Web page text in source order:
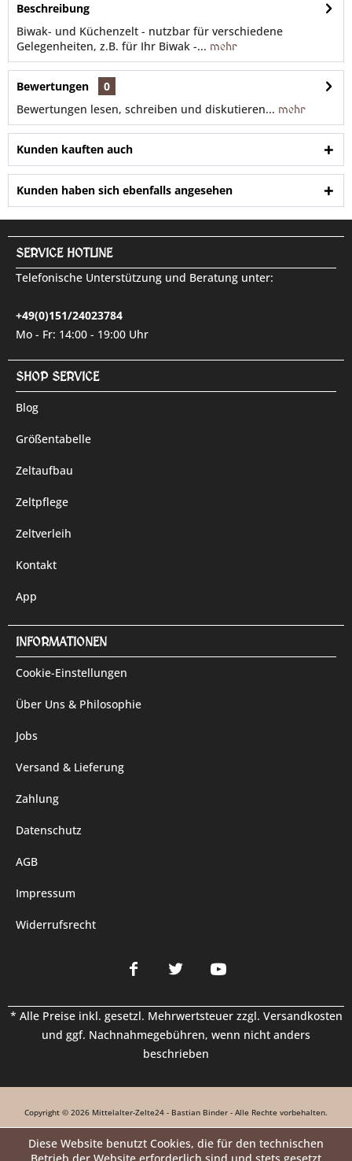
Beschreibung
Biwak- und Küchenzelt - nutzbar für verschiedene
Gelegenheiten, z.B. für Ihr Biwak -... mehr
Bewertungen
0
Bewertungen lesen, schreiben und diskutieren... mehr
Kunden kauften auch
Kunden haben sich ebenfalls angesehen
SERVICE HOTLINE
Telefonische Unterstützung und Beratung unter:
+49(0)151/24023784
Mo - Fr: 14:00 - 19:00 Uhr
SHOP SERVICE
Blog
Größentabelle
Zeltaufbau
Zeltpflege
Zeltverleih
Kontakt
App
INFORMATIONEN
Cookie-Einstellungen
Über Uns & Philosophie
Jobs
Versand & Lieferung
Zahlung
Datenschutz
AGB
Impressum
Widerrufsrecht
* Alle Preise inkl. gesetzl. Mehrwertsteuer zzgl. Versandkosten
und ggf. Nachnahmegebühren, wenn nicht anders
beschrieben
Copyright © 2026 Mittelalter-Zelte24 - Bastian Binder - Alle Rechte vorbehalten.
Diese Website benutzt Cookies, die für den technischen